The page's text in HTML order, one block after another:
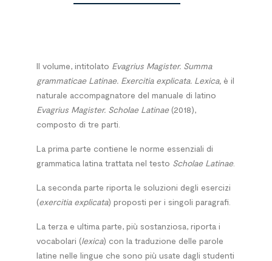
Il volume, intitolato Evagrius Magister. Summa
grammaticae Latinae. Exercitia explicata. Lexica, è il
naturale accompagnatore del manuale di latino
Evagrius Magister. Scholae Latinae(2018),
composto di tre parti.
La prima parte contiene le norme essenziali di
grammatica latina trattata nel testo Scholae Latinae.
La seconda parte riporta le soluzioni degli esercizi
(exercitia explicata) proposti per i singoli paragrafi.
La terza e ultima parte, più sostanziosa, riporta i
vocabolari (lexica) con la traduzione delle parole
latine nelle lingue che sono più usate dagli studenti